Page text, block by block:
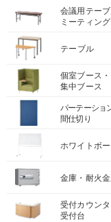
会議用テーブ
ミーティン
テーブル
個室ブース・
集中ブース
パーテーショ
間仕切り
ホワイトボ
金庫・耐火
受付カウンタ
受付台